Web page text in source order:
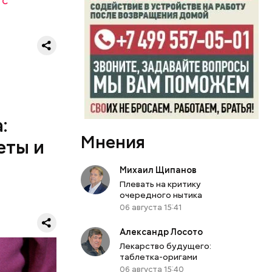
и
была
и даже
см,
тушить
Мнения
Михаил Щипанов
Плевать на критику
очередного нытика
06 августа 15:41
Александр Лосото
Лекарство будущего:
таблетка-оригами
06 августа 15:40